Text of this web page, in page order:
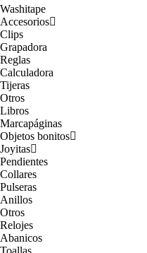
Washitape
Accesorios
Clips
Grapadora
Reglas
Calculadora
Tijeras
Otros
Libros
Marcapáginas
Objetos bonitos
Joyitas
Pendientes
Collares
Pulseras
Anillos
Otros
Relojes
Abanicos
Toallas